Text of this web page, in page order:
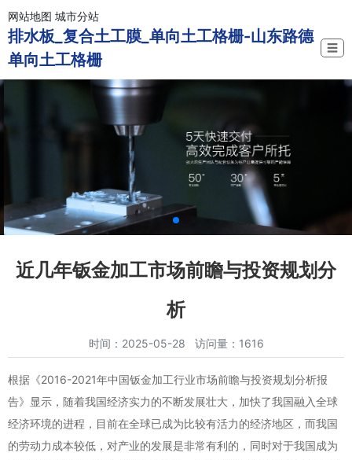
网站地图 城市分站
排水板_复合土工膜_单向土工格栅-山东路德
单向土工格栅
☰
近几年钣金加工市场前瞻与投资规划分
析
时间：2025-05-28 访问量：1616
根据《2016-2021年中国钣金加工行业市场前瞻与投资规划分析报
告》显示，随着我国经济实力的不断发展壮大，加快了我国融入全球
经济环境的进程，目前在全球已成为比较有活力的经济地区，而我国
的劳动力成本较低，对产业的发展是非常有利的，同时对于我国成为